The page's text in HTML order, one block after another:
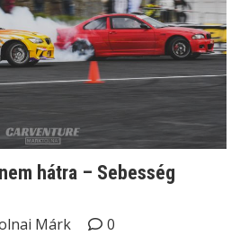
hátra – Sebesség
Márk
0